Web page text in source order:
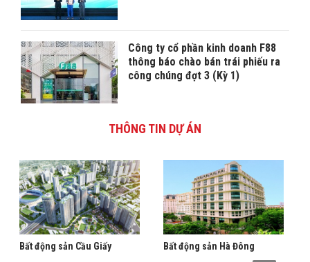
Công ty cổ phần kinh doanh F88
thông báo chào bán trái phiếu ra
công chúng đợt 3 (Kỳ 1)
THÔNG TIN DỰ ÁN
Bất động sản Cầu Giấy Bất động sản Hà Đông